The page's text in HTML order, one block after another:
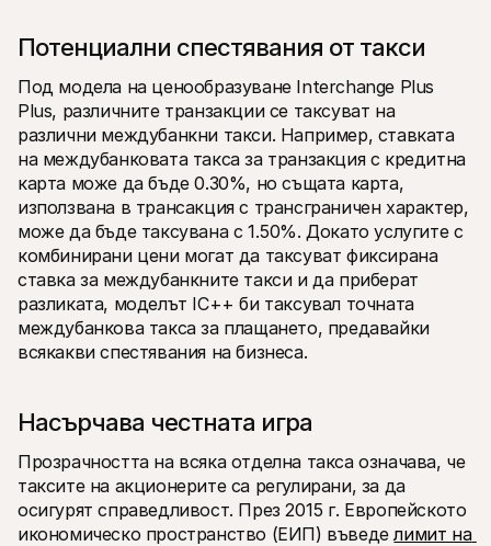
Потенциални спестявания от такси
Под модела на ценообразуване Interchange Plus
Plus, различните транзакции се таксуват на
различни междубанкни такси. Например, ставката
на междубанковата такса за транзакция с кредитна
карта може да бъде 0.30%, но същата карта,
използвана в трансакция с трансграничен характер,
може да бъде таксувана с 1.50%. Докато услугите с
комбинирани цени могат да таксуват фиксирана
ставка за междубанкните такси и да приберат
разликата, моделът IC++ би таксувал точната
междубанкова такса за плащането, предавайки
всякакви спестявания на бизнеса.
Насърчава честната игра
Прозрачността на всяка отделна такса означава, че
таксите на акционерите са регулирани, за да
осигурят справедливост. През 2015 г. Европейското
икономическо пространство (ЕИП) въведе лимит на